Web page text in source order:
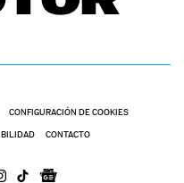
CONFIGURACIÓN DE COOKIES
CONTACTO